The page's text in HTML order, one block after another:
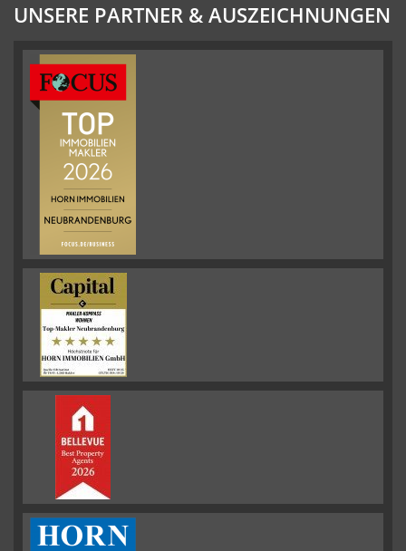
UNSERE PARTNER & AUSZEICHNUNGEN